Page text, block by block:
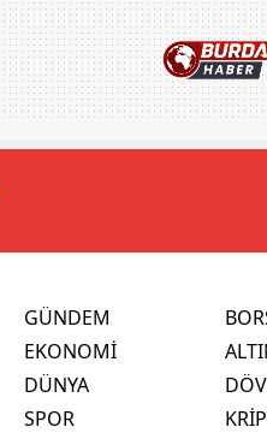
GÜNDEM
EKONOMİ
DÜNYA
SPOR